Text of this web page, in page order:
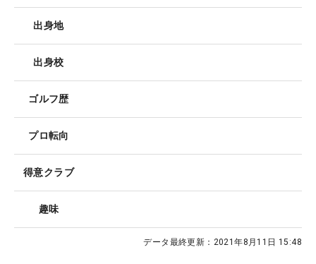
出身地
出身校
ゴルフ歴
プロ転向
得意クラブ
趣味
データ最終更新： 2021年8月11日 15:48